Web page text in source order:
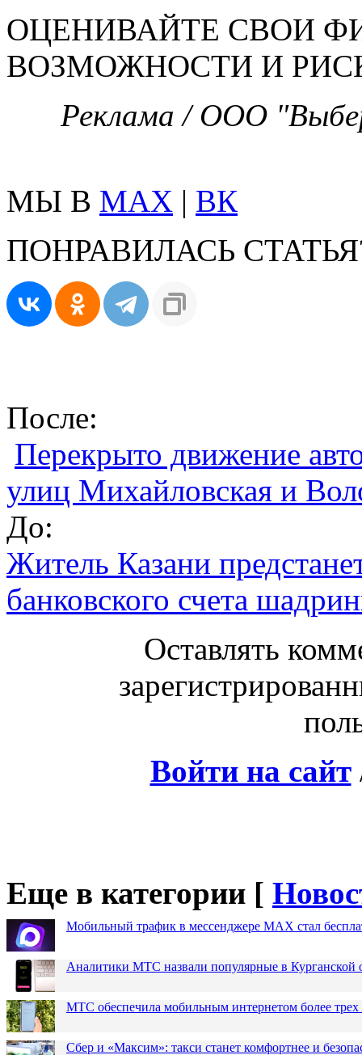
ОЦЕНИВАЙТЕ СВОИ
ВОЗМОЖНОСТИ И
Реклама / ООО
МЫ В MAX | ВК
ПОНРАВИЛАСЬ
После:
Перекрыто движение
улиц Михайловская и
До:
Житель Казани
банковского счета
Оставлять
Войти на сайт
Еще в категории [
Мобильный трафик в мессенджере MAX стал
Аналитики МТС назвали популярные в
МТС обеспечила мобильным интернетом более трех
Сбер и «Максим»: такси станет комфортнее и